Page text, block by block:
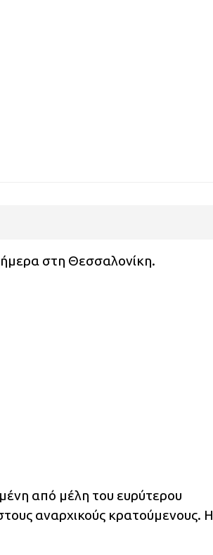
στη Θεσσαλονίκη.
από μέλη του ευρύτερου
αναρχικούς κρατούμενους. Η